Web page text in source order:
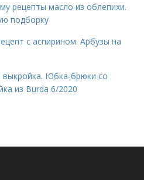
рецепты масло из облепихи.
подборку
с аспирином. Арбузы на
Юбка-брюки со
из Burda 6/2020